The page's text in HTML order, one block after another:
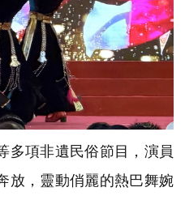
多項非遺民俗節目，演員
放，靈動俏麗的熱巴舞婉